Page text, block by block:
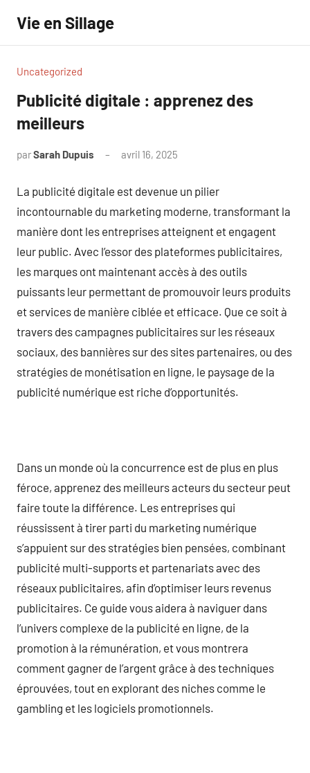
contenu
Vie en Sillage
Uncategorized
Publicité digitale : apprenez des
meilleurs
parSarah Dupuis avril 16, 2025
La publicité digitale est devenue un pilier
incontournable du marketing moderne, transformant la
manière dont les entreprises atteignent et engagent
leur public. Avec l’essor des plateformes publicitaires,
les marques ont maintenant accès à des outils
puissants leur permettant de promouvoir leurs produits
et services de manière ciblée et efficace. Que ce soit à
travers des campagnes publicitaires sur les réseaux
sociaux, des bannières sur des sites partenaires, ou des
stratégies de monétisation en ligne, le paysage de la
publicité numérique est riche d’opportunités.
Dans un monde où la concurrence est de plus en plus
féroce, apprenez des meilleurs acteurs du secteur peut
faire toute la différence. Les entreprises qui
réussissent à tirer parti du marketing numérique
s’appuient sur des stratégies bien pensées, combinant
publicité multi-supports et partenariats avec des
réseaux publicitaires, afin d’optimiser leurs revenus
publicitaires. Ce guide vous aidera à naviguer dans
l’univers complexe de la publicité en ligne, de la
promotion à la rémunération, et vous montrera
comment gagner de l’argent grâce à des techniques
éprouvées, tout en explorant des niches comme le
gambling et les logiciels promotionnels.